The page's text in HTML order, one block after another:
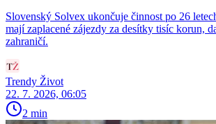
Slovenský Solvex ukončuje činnost po 26
mají zaplacené zájezdy za desítky tisíc korun,
zahraničí.
Trendy Život
22. 7. 2026, 06:05
2 min